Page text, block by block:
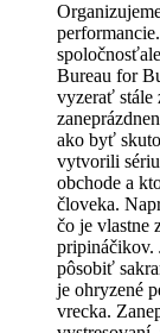
Bureau for
vyzerať stále
ako byť
vytvorili
obchode a
človeka.
čo je vlastne
pripináčikov.
pôsobiť
je ohryzené
vrecka.